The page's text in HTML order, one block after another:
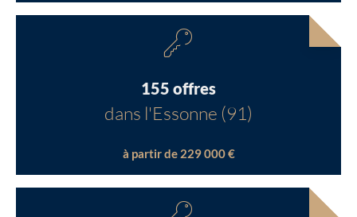
155 offres
dans l'Essonne (91)
à partir de 229 000 €